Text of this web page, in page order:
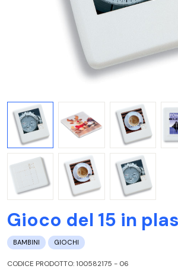
Gioco del 15 in
BAMBINI GIOCHI
CODICE PRODOTTO: 100582175 - 06